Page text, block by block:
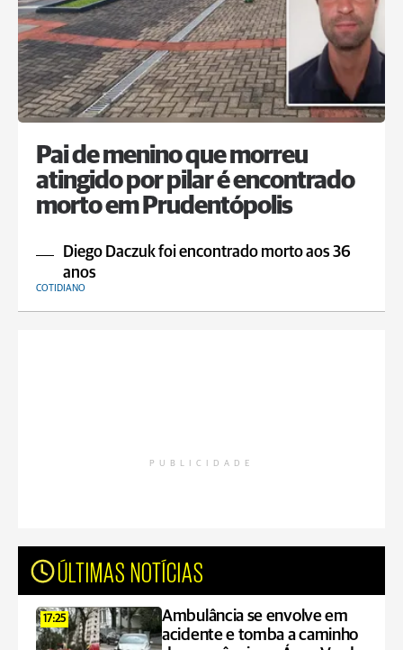
Pai de menino que morreu
atingido por pilar é encontrado
morto em Prudentópolis
Diego Daczuk foi encontrado morto aos 36
anos
COTIDIANO
PUBLICIDADE
ÚLTIMAS NOTÍCIAS
17:25
Ambulância se envolve em
acidente e tomba a caminho